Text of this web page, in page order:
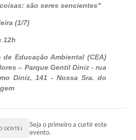
são seres sencientes"
(1/7)
12h
Educação Ambiental (CEA)
– Parque Gentil Diniz - rua
Diniz, 141 - Nossa Sra. do
GOSTEI
Seja o primeiro a curtir este
evento.